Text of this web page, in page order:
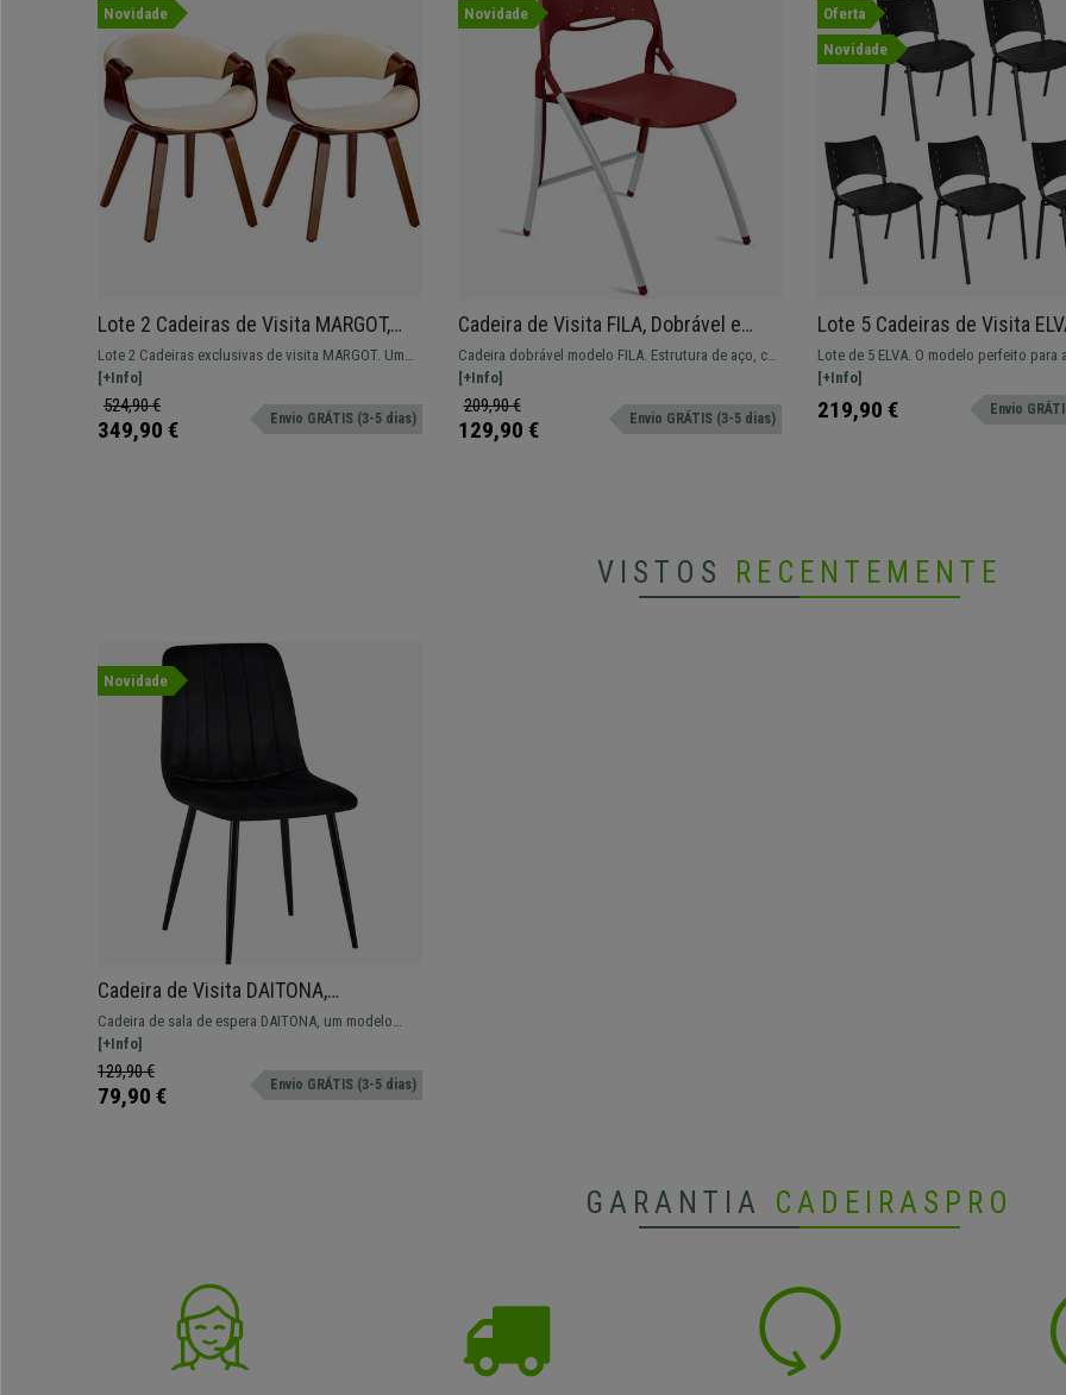
Novidade
Lote 2 Cadeiras de Visita MARGOT,
Design Exclusivo, Em Madeira de Cor
Nogueira, Em Pele de Cor Creme
Lote 2 Cadeiras exclusivas de visita MARGOT. Um
modelo único, perfeito para dar um toque de estilo
ao escritório.
[+Info]
524,90 €
349,90 € Envio GRÁTIS (3-5 dias)
Novidade
Cadeira de Visita FILA, Dobrável e
Prática, Estrutura Metálica, Cor
Bordeaux
Cadeira dobrável modelo FILA. Estrutura de aço, cor
cinza prateado. É realmente prático e fácil de
armazenar.
[+Info]
209,90 €
129,90 € Envio GRÁTIS (3-5 dias)
Oferta
Novidade
Lote 5 Cadeiras de Visita
Confortável e Prática,
Cor Preto
Lote de 5 ELVA. O modelo perfeito para
procuram resistência, comodidade e
uso.
[+Info]
219,90 € Envio
VISTOS RECENTEMENTE
Novidade
Cadeira de Visita DAITONA,
Estructura Metálica, Em Veludo, Cor
Preto
Cadeira de sala de espera DAITONA, um modelo
moderno ideal para deixar as suas visitas
confortáveis!
[+Info]
129,90 €
79,90 € Envio GRÁTIS (3-5 dias)
GARANTIA CADEIRASPRO